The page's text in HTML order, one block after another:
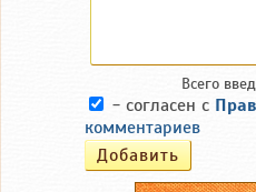
Всего
- согласен с
комментариев